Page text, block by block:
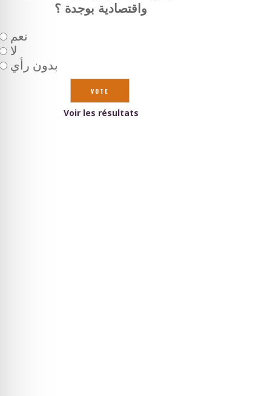
واقتصادية بوجدة ؟
نعم
لا
بدون رأي
Voir les résultats